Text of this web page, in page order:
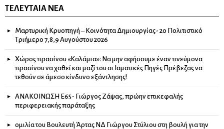
ΤΕΛΕΥΤΑΊΑ ΝΈΑ
Μαρτυρική Κρυοπηγή – Κοινότητα Δημιουργίας- 2ο Πολιτιστικό
Τριήμερο 7,8,9 Αυγούστου 2026
Χώρος πρασίνου «Καλάμια»: Να μην αφήσουμε έναν πνεύμονα
πρασίνου να χαθεί και μαζί του οι Ιαματικές Πηγές Πρέβεζας να
τεθούν σε άμεσο κίνδυνο εξάντλησης!
ΑΝΑΚΟΙΝΩΣΗ Ε65- Γιώργος Ζάψας, πρώην επικεφαλής
περιφερειακής παράταξης
ομιλία του Βουλευτή Άρτας ΝΔ Γιώργου Στύλιου στη βουλή για την